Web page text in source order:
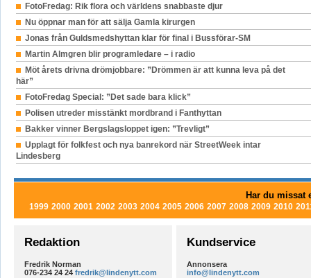
FotoFredag: Rik flora och världens snabbaste djur
Nu öppnar man för att sälja Gamla kirurgen
Jonas från Guldsmedshyttan klar för final i Bussförar-SM
Martin Almgren blir programledare – i radio
Möt årets drivna drömjobbare: ”Drömmen är att kunna leva på det
här”
FotoFredag Special: ”Det sade bara klick”
Polisen utreder misstänkt mordbrand i Fanthyttan
Bakker vinner Bergslagsloppet igen: ”Trevligt”
Upplagt för folkfest och nya banrekord när StreetWeek intar
Lindesberg
Har du missat
1999 2000 2001 2002 2003 2004 2005 2006 2007 2008 2009 2010
Redaktion
Fredrik Norman
076-234 24 24 fredrik@lindenytt.com
Kundservice
Annonsera
info@lindenytt.com